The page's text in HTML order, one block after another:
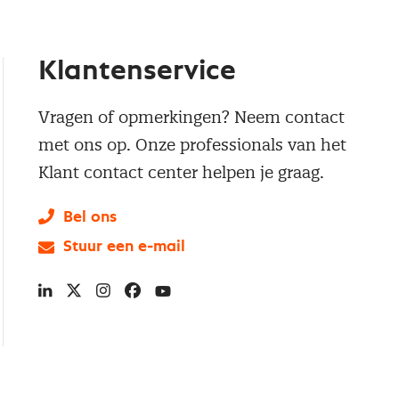
Klantenservice
Vragen of opmerkingen? Neem contact
met ons op. Onze professionals van het
Klant contact center helpen je graag.
Bel ons
Stuur een e-mail
LinkedIn
X Instagram
Facebook
YouTube